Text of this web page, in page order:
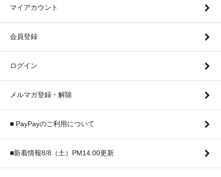
マイアカウント
会員登録
ログイン
メルマガ登録・解除
■ PayPayのご利用について
■新着情報8/8（土）PM14:00更新